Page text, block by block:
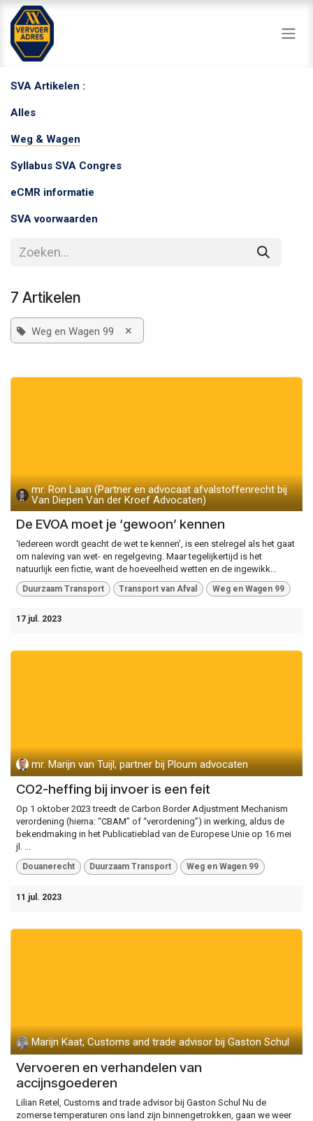
Overslaan naar inhoud
SVA Artikelen :
Alles
Weg & Wagen
Syllabus SVA Congres
eCMR informatie
SVA voorwaarden
7 Artikelen
Weg en Wagen 99 ×
mr. Ron Laan (Partner en advocaat afvalstoffenrecht bij
Van Diepen Van der Kroef Advocaten)
De EVOA moet je ‘gewoon’ kennen
‘Iedereen wordt geacht de wet te kennen’, is een stelregel als het gaat
om naleving van wet- en regelgeving. Maar tegelijkertijd is het
natuurlijk een fictie, want de hoeveelheid wetten en de ingewikk...
Duurzaam Transport Transport van Afval Weg en Wagen 99
17 jul. 2023
mr. Marijn van Tuijl, partner bij Ploum advocaten
CO2-heffing bij invoer is een feit
Op 1 oktober 2023 treedt de Carbon Border Adjustment Mechanism
verordening (hierna: “CBAM” of “verordening”) in werking, aldus de
bekendmaking in het Publicatieblad van de Europese Unie op 16 mei
jl. ...
Douanerecht Duurzaam Transport Weg en Wagen 99
11 jul. 2023
Marijn Kaat, Customs and trade advisor bij Gaston Schul
Vervoeren en verhandelen van
accijnsgoederen
Lilian Retel, Customs and trade advisor bij Gaston Schul Nu de
zomerse temperaturen ons land zijn binnengetrokken, gaan we weer